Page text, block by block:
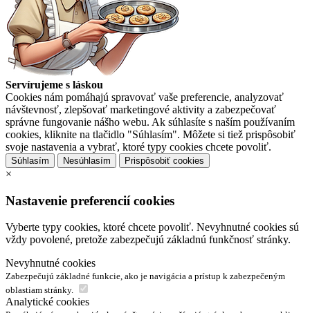
Servírujeme s láskou
Cookies nám pomáhajú spravovať vaše preferencie, analyzovať
návštevnosť, zlepšovať marketingové aktivity a zabezpečovať
správne fungovanie nášho webu. Ak súhlasíte s naším používaním
cookies, kliknite na tlačidlo "Súhlasím". Môžete si tiež prispôsobiť
svoje nastavenia a vybrať, ktoré typy cookies chcete povoliť.
Súhlasím Nesúhlasím Prispôsobiť cookies
×
Nastavenie preferencií cookies
Vyberte typy cookies, ktoré chcete povoliť. Nevyhnutné cookies sú
vždy povolené, pretože zabezpečujú základnú funkčnosť stránky.
Nevyhnutné cookies
Zabezpečujú základné funkcie, ako je navigácia a prístup k zabezpečeným
oblastiam stránky.
Analytické cookies